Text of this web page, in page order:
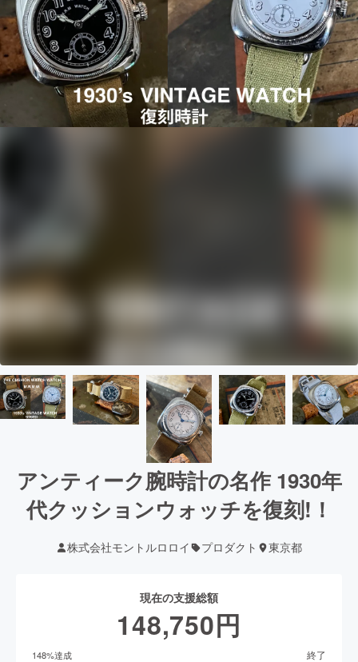
アンティーク腕時計の名作 1930年
代クッションウォッチを復刻!！
株式会社モントルロロイ プロダクト 東京都
現在の支援総額
148,750円
148%達成 終了